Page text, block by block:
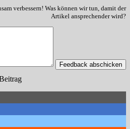
verbessern! Was können wir tun, damit der
Artikel ansprechender wird?
Feedback abschicken